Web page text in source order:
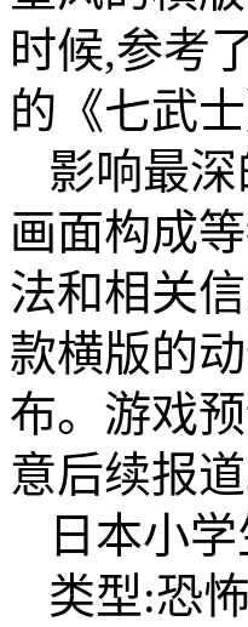
时候,参考
的《七武士
影响最
画面构成
法和相关
款横版的
布。游戏
意后续报道
日本小
类型:恐